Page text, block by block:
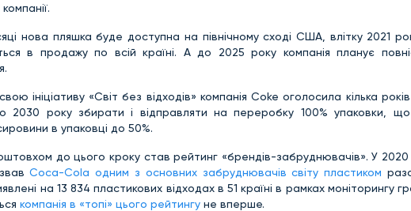
нова пляшка буде доступна на північному сході США, влітку 2021
в продажу по всій країні. А до 2025 року компанія планує
ініціативу «Світ без відходів» компанія Coke оголосила кілька
2030 року збирати і відправляти на переробку 100% упаковки, що
в упаковці до 50%.
до цього кроку став рейтинг «брендів-забруднювачів». У 2020
Coca-Cola одним з основних забруднювачів світу пластиком
на 13 834 пластикових відходах в 51 країні в рамках моніторингу
компанія в «топі» цього рейтингу не вперше.